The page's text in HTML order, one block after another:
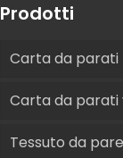
Prodotti
Carta da parati
Carta da parati
Tessuto da